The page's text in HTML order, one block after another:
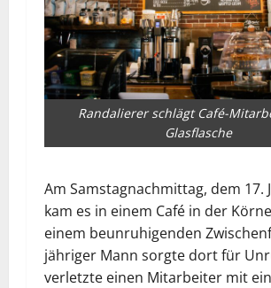
Randalierer schlägt Café-
Glasflasche
Am Samstagnachmittag, dem 17.
kam es in einem Café in der
einem beunruhigenden
jähriger Mann sorgte dort für
verletzte einen Mitarbeiter mit